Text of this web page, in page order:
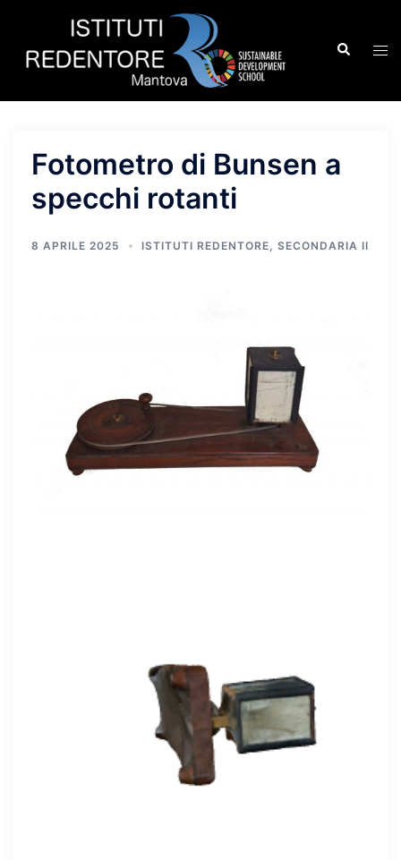
contenuto
Cerca
Fotometro di Bunsen a
specchi rotanti
8 APRILE 2025 ISTITUTI REDENTORE SECONDARIA II